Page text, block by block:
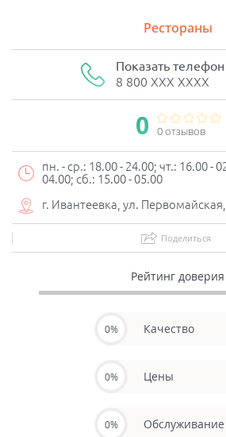
Рестораны
Показать телефон
8 800 XXX XXXX
0 0 отзывов
пн. - ср.: 18.00 - 24.00; чт.: 16.00 -
04.00; сб.: 15.00 - 05.00
г. Ивантеевка, ул.
Поделиться
Рейтинг доверия
0% Качество
0% Цены
0% Обслуживание